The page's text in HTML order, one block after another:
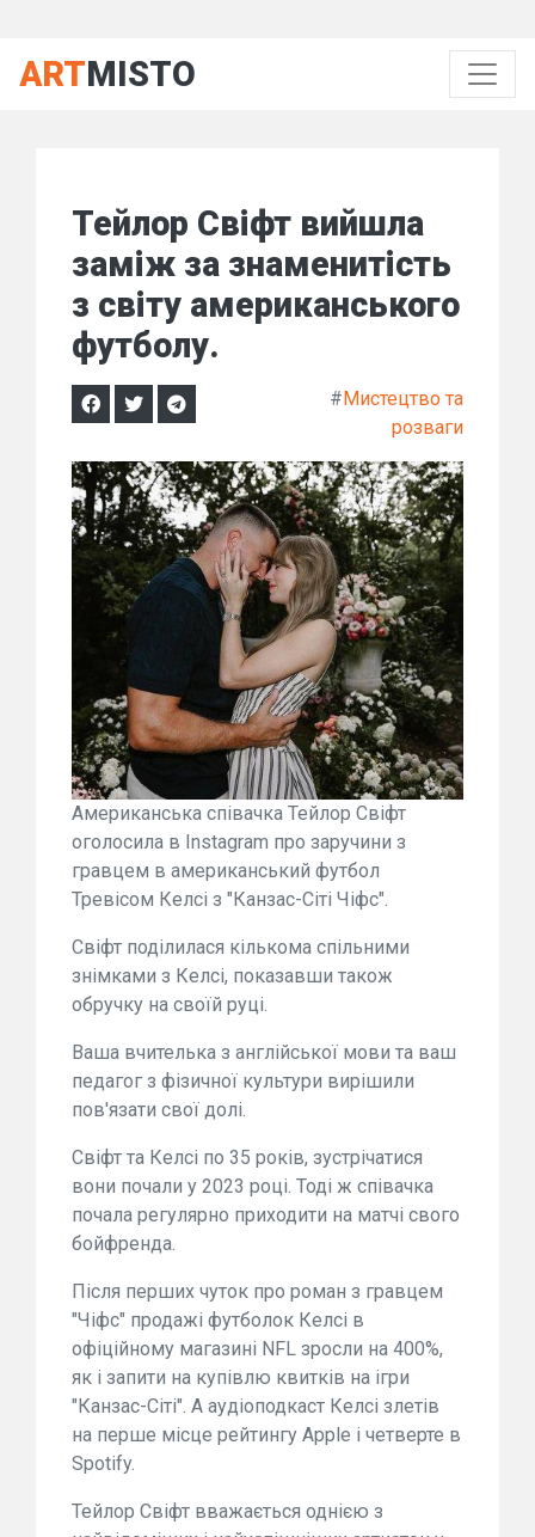
ARTMISTO
Тейлор Свіфт вийшла
заміж за знаменитість
з світу американського
футболу.
#Мистецтво та
розваги
Американська співачка Тейлор Свіфт
оголосила в Instagram про заручини з
гравцем в американський футбол
Тревісом Келсі з "Канзас-Сіті Чіфс".
Свіфт поділилася кількома спільними
знімками з Келсі, показавши також
обручку на своїй руці.
Ваша вчителька з англійської мови та ваш
педагог з фізичної культури вирішили
пов'язати свої долі.
Свіфт та Келсі по 35 років, зустрічатися
вони почали у 2023 році. Тоді ж співачка
почала регулярно приходити на матчі свого
бойфренда.
Після перших чуток про роман з гравцем
"Чіфс" продажі футболок Келсі в
офіційному магазині NFL зросли на 400%,
як і запити на купівлю квитків на ігри
"Канзас-Сіті". А аудіоподкаст Келсі злетів
на перше місце рейтингу Apple і четверте в
Spotify.
Тейлор Свіфт вважається однією з